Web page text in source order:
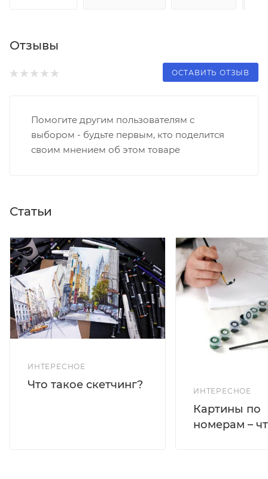
Отзывы
ОСТАВИТЬ ОТЗЫВ
Помогите другим пользователям с
выбором - будьте первым, кто поделится
своим мнением об этом товаре
Статьи
ИНТЕРЕСНОЕ
Что такое скетчинг?
ИНТЕРЕСНОЕ
Картины по
номерам –